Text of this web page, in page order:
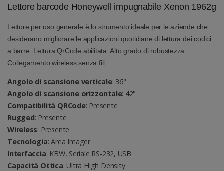
Lettore barcode Honeywell impugnabile Xenon 1962g
Lettore per uso generale è lo strumento ideale per le aziende che
desiderano migliorare le applicazioni quotidiane di lettura dei codici
a barre. Lettura QrCode abilitata. Alto grado di robustezza.
Collegamento wireless senza fili.
Angolo di scansione verticale: 36°
Angolo di scansione orizzontale: 42°
Compatibilità QRCode: Presente
Rugged: Presente
Wireless: Presente
Tecnologia: Area Imager
Interfaccia: KBW, Seriale RS-232, USB
Capacità Ottica: Ultra High Density